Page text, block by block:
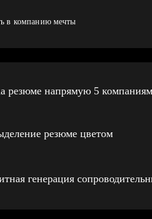
в компанию мечты
резюме напрямую 5 компаниям
резюме цветом
генерация